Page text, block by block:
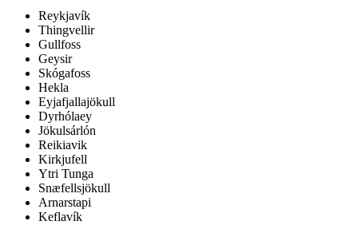
Reykjavík
Thingvellir
Gullfoss
Geysir
Skógafoss
Hekla
Eyjafjallajökull
Dyrhólaey
Jökulsárlón
Reikiavik
Kirkjufell
Ytri Tunga
Snæfellsjökull
Arnarstapi
Keflavík